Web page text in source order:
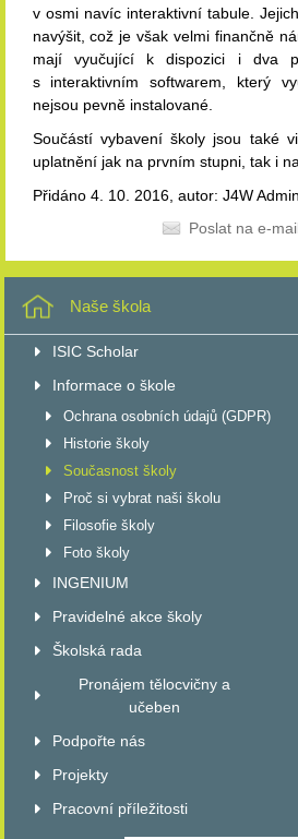
v osmi navíc interaktivní tabule.
navýšit, což je však velmi finančně
mají vyučující k dispozici i dva
s interaktivním softwarem, který
nejsou pevně instalované.
Součástí vybavení školy jsou také
uplatnění jak na prvním stupni, tak i
Přidáno 4. 10. 2016, autor: J4W Admin
Poslat na e-
Naše škola
ISIC Scholar
Informace o škole
Ochrana osobních údajů (GDPR)
Historie školy
Současnost školy
Proč si vybrat naši školu
Filosofie školy
Foto školy
INGENIUM
Pravidelné akce školy
Školská rada
Pronájem tělocvičny a
učeben
Podpořte nás
Projekty
Pracovní příležitosti